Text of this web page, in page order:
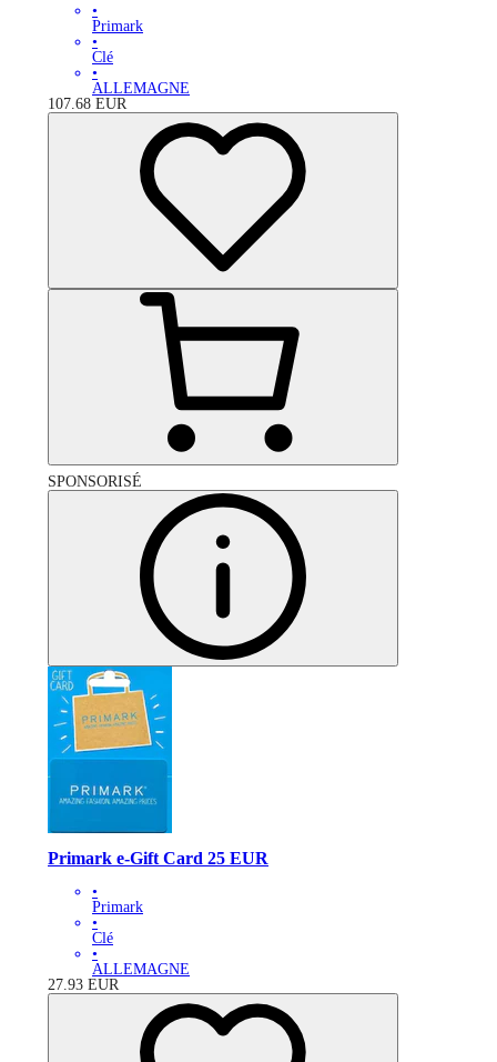
•
Primark
•
Clé
•
ALLEMAGNE
107.68 EUR
SPONSORISÉ
Primark e-Gift Card 25 EUR
•
Primark
•
Clé
•
ALLEMAGNE
27.93 EUR